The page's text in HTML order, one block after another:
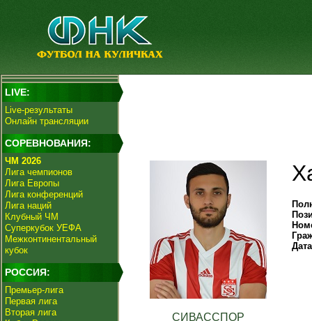
LIVE:
Live-результаты
Онлайн трансляции
СОРЕВНОВАНИЯ:
ЧМ 2026
Лига чемпионов
Лига Европы
Лига конференций
Лига наций
Клубный ЧМ
Суперкубок УЕФА
Межконтинентальный
кубок
РОССИЯ:
Премьер-лига
Первая лига
Вторая лига
СИВАССПОР